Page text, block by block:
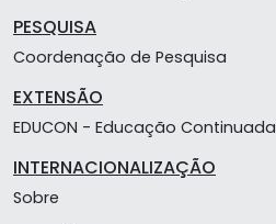
PESQUISA
Coordenação de Pesquisa
EXTENSÃO
EDUCON - Educação Continuada
INTERNACIONALIZAÇÃO
Sobre